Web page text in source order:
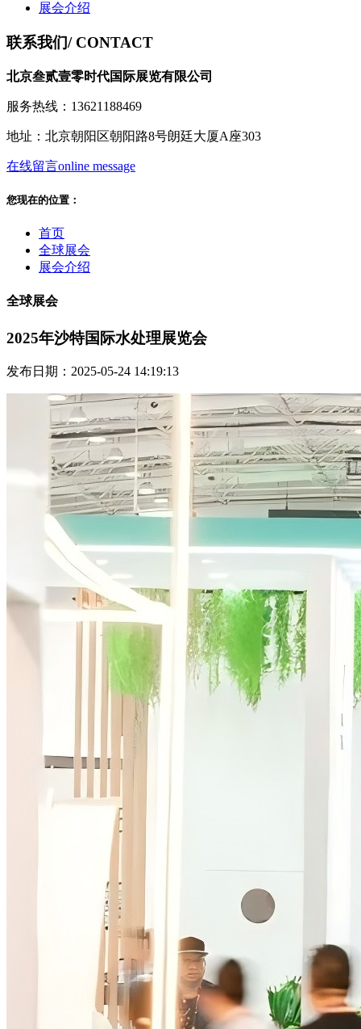
展会介绍
联系我们/ CONTACT
北京叁贰壹零时代国际展览有限公司
服务热线：13621188469
地址：北京朝阳区朝阳路8号朗廷大厦A座303
在线留言online message
您现在的位置：
首页
全球展会
展会介绍
全球展会
2025年沙特国际水处理展览会
发布日期：2025-05-24 14:19:13